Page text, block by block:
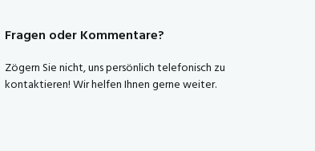
Fragen oder Kommentare?
Zögern Sie nicht, uns persönlich telefonisch zu
kontaktieren! Wir helfen Ihnen gerne weiter.